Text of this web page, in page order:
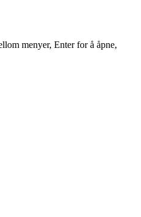
menyer, Enter for å åpne,